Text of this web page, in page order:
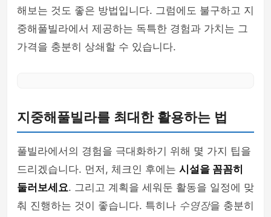
해보는 것도 좋은 방법입니다. 그럼에도 불구하고 지
중해풀빌라에서 제공하는 독특한 경험과 가치는 그
가격을 충분히 상쇄할 수 있습니다.
지중해풀빌라를 최대한 활용하는 법
풀빌라에서의 경험을 극대화하기 위해 몇 가지 팁을
드리겠습니다. 먼저, 체크인 후에는 시설을 꼼꼼히
둘러보세요. 그리고 계획을 세워둔 활동을 일정에 맞
춰 진행하는 것이 좋습니다. 특히나 수영장을 충분히